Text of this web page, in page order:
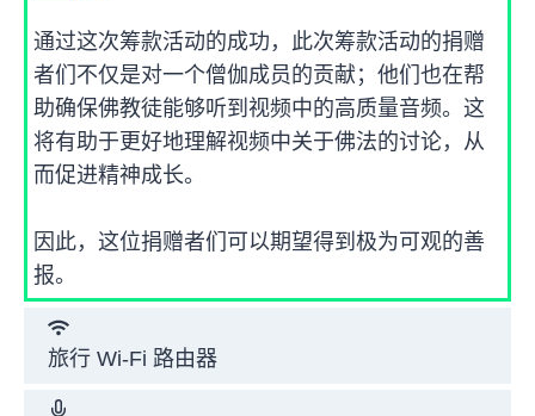
通过这次筹款活动的成功，此次筹款活动的捐赠
者们不仅是对一个僧伽成员的贡献；他们也在帮
助确保佛教徒能够听到视频中的高质量音频。这
将有助于更好地理解视频中关于佛法的讨论，从
而促进精神成长。
因此，这位捐赠者们可以期望得到极为可观的善
报。
旅行 Wi-Fi 路由器